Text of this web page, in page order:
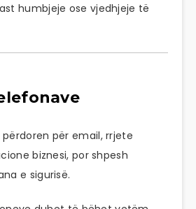
humbjeje ose vjedhjeje të
për email, rrjete
biznesi, por shpesh
e sigurisë.